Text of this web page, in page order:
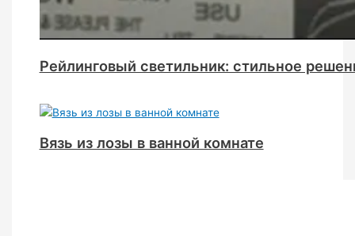
Рейлинговый светильник: стильное
Вязь из лозы в ванной комнате